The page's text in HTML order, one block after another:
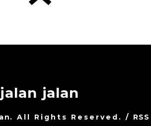
jalan jalan
. All Rights Reserved. / RSS